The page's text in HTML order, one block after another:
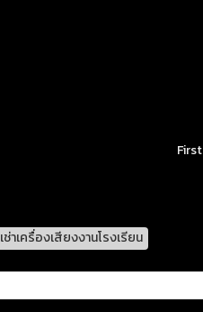
First
เช่าเครื่องเสียงงานโรงเรียน